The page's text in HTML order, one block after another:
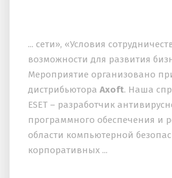
... сети», «Условия
возможности для развития
Мероприятие организовано
дистрибьютора Axoft. Наша
ESET – разработчик
программного обеспечения и
области компьютерной
корпоративных ...